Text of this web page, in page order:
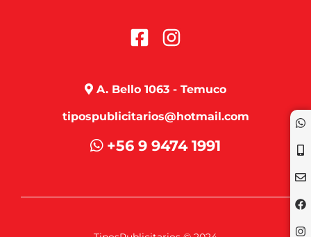
A. Bello 1063 - Temuco
tipospublicitarios@hotmail.com
+56 9 9474 1991